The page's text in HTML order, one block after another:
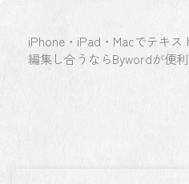
iPhone・iPad・Macでテキス
編集し合うならBywordが便利